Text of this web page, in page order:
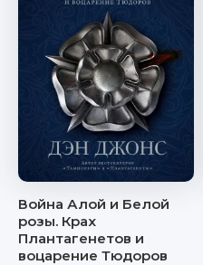
Война Алой и Белой
розы. Крах
Плантагенетов и
воцарение Тюдоров